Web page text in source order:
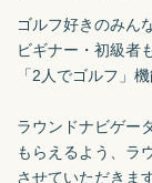
ゴルフ好きのみん
ビギナー・初級者
「2人でゴルフ」
ラウンドナビゲー
もらえるよう、ラ
させていただきます